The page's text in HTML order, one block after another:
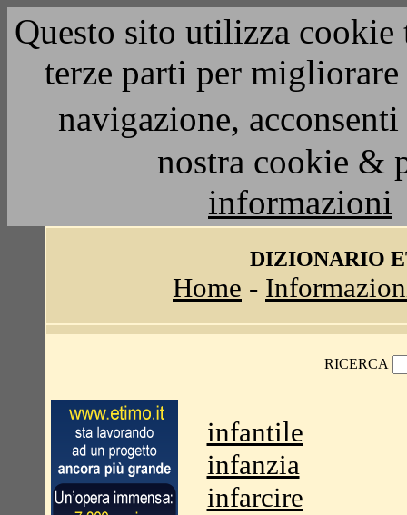
Questo sito utilizza
terze parti per
navigazione,
nostra cookie &
informazioni
DIZIONARIO
Home -
RICERCA
infantile
infanzia
infarcire